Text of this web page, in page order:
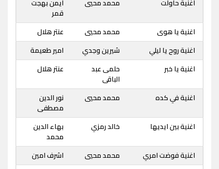
اغنية حاولت
محمد محيي
ايمن بهجت
قمر
اغنية يا هوى
محمد محيي
عنتر هلال
اغنية روح يا ليلي
شيرين وجدي
امير طعيمة
اغنية يا خبر
حلمى عبد
الباقى
عنتر هلال
اغنية في كده محمد محيي
نور الدين
مصطفى
اغنية بين ايديها
خالد رمزي
بهاء الدين
محمد
اغنية فوضت امري
محمد محيي
اشرف امين